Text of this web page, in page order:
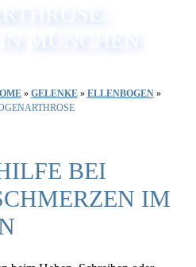
MÜNCHEN
» GELENKE» ELLENBOGEN»
BEI
IM